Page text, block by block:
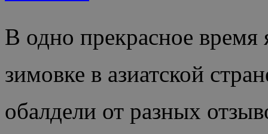
В одно прекрасное
зимовке в азиатской
обалдели от разных